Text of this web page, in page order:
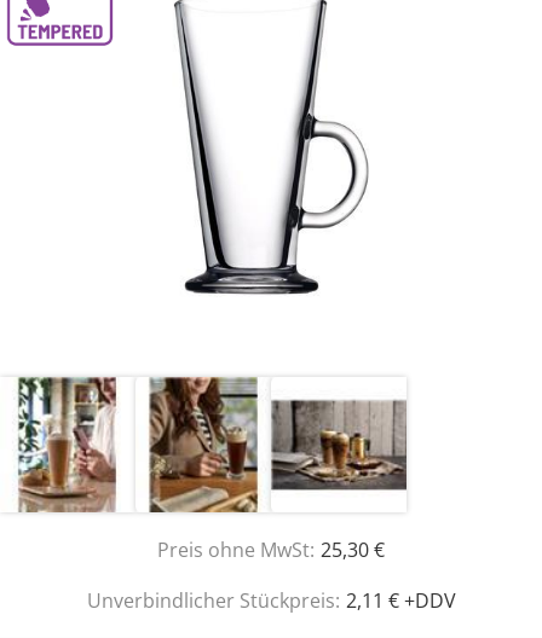
Preis ohne MwSt: 25,30 €
Unverbindlicher Stückpreis: 2,11 € +DDV